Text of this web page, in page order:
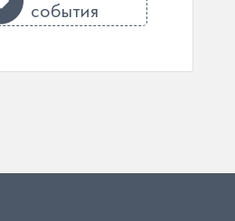
события